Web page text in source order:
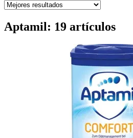
Aptamil: 19 artículos